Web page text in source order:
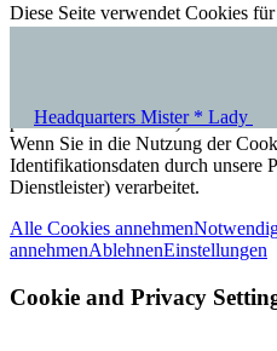
Office- and
Headquarters Mister * Lady
Diese Seite verwendet Cookies
personalisierte Inhalte) werden
Wenn Sie in die Nutzung der
Identifikationsdaten durch unsere
Dienstleister) verarbeitet.
Alle Cookies annehmen
annehmenAblehnenEinstellungen
Cookie and Privacy